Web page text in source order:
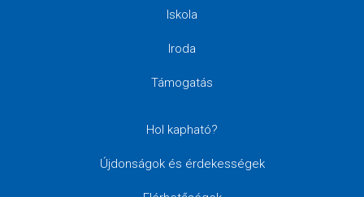
Iskola
Iroda
Támogatás
Hol kapható?
Újdonságok és érdekességek